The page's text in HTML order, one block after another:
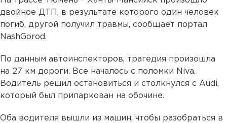
двойное ДТП, в результате которого один человек
погиб, другой получил травмы, сообщает портал
NashGorod.
По данным автоинспекторов, трагедия произошла
на 27 км дороги. Все началось с поломки Niva.
Водитель решил остановиться и столкнулся с Audi,
который был припаркован на обочине.
Оба водителя вышли из машин, чтобы разобраться в